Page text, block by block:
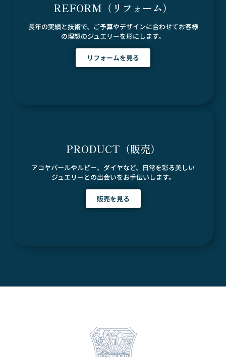
REFORM（リフォーム）
長年の実績と技術で、ご予算やデザインに合わせてお客様
の理想のジュエリーを形にします。
リフォームを見る
PRODUCT（販売）
アコヤパールやルビー、ダイヤなど、日常を彩る美しい
ジュエリーとの出会いをお手伝いします。
販売を見る